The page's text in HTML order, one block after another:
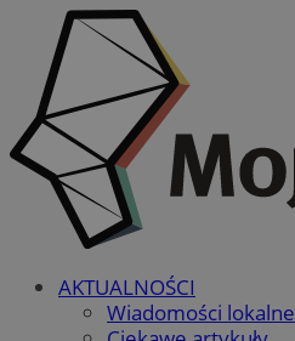
AKTUALNOŚCI
Wiadomości lokalne